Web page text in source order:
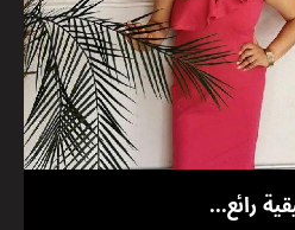
رائع...